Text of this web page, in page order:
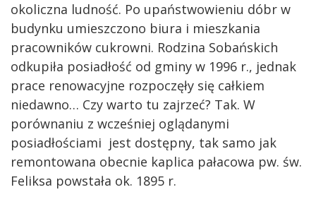
okoliczna ludność. Po upaństwowieniu dóbr w
budynku umieszczono biura i mieszkania
pracowników cukrowni. Rodzina Sobańskich
odkupiła posiadłość od gminy w 1996 r., jednak
prace renowacyjne rozpoczęły się całkiem
niedawno… Czy warto tu zajrzeć? Tak. W
porównaniu z wcześniej oglądanymi
posiadłościami jest dostępny, tak samo jak
remontowana obecnie kaplica pałacowa pw. św.
Feliksa powstała ok. 1895 r.